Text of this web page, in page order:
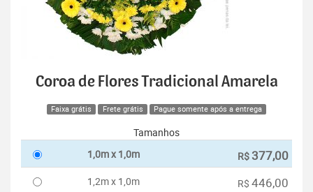
Coroa de Flores Tradicional Amarela
Faixa grátis Frete grátis Pague somente após a entrega
Tamanhos
1,0m x 1,0m
R$ 377,00
1,2m x 1,0m R$ 446,00